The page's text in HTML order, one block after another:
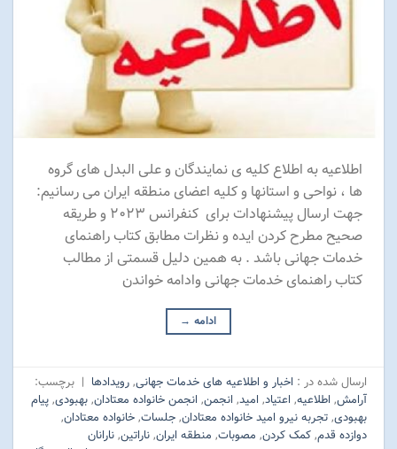
اطلاعیه به اطلاع کلیه ی نمایندگان و علی البدل های گروه
ها ، نواحی و استانها و کلیه اعضای منطقه ایران می رسانیم:
جهت ارسال پیشنهادات برای کنفرانس ۲۰۲۳ و طریقه
صحیح مطرح کردن ایده و نظرات مطابق کتاب راهنمای
خدمات جهانی باشد . به همین دلیل قسمتی از مطالب
کتاب راهنمای خدمات جهانی وادامه خواندن
ادامه →
ارسال شده در : اخبار و اطلاعیه های خدمات جهانی,رویدادها | برچسب:
آرامش, اطلاعیه, اعتیاد, امید, انجمن, انجمن خانواده معتادان,بهبودی,پیام
بهبودی,تجربه نیرو امید خانواده معتادان,جلسات,خانواده معتادان,
دوازده قدم,کمک کردن, مصوبات, منطقه ایران,ناراتین,نارانان